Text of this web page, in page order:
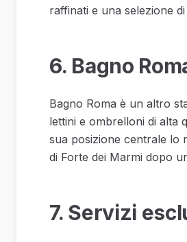
raffinati e una selezione
6. Bagno
Bagno Roma è un altro
lettini e ombrelloni di alta
sua posizione centrale lo
di Forte dei Marmi dopo
7. Servizi